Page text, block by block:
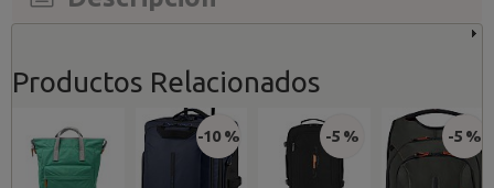
Productos Relacionados
-10 % -5 % -5 %